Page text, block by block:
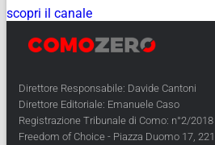
scopri il canale
Direttore Responsabile: Davide Cantoni
Direttore Editoriale: Emanuele Caso
Registrazione Tribunale di Como: n°2/2018
Freedom of Choice - Piazza Duomo 17,